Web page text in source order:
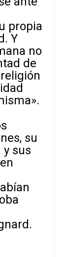
propia
Y
no
de
su
sus